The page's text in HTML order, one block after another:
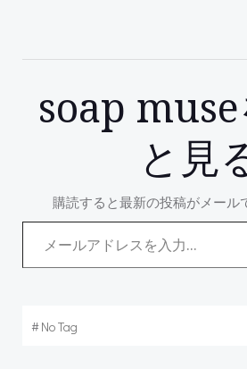
soap
と見
購読すると最新の投稿がメール
メールアドレスを入力...
#No Tag